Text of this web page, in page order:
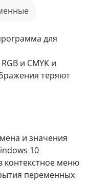
для
и CMYK и
теряют
и значения
10
контекстное меню
переменных